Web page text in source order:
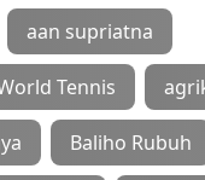
aan supriatna
Tennis
Baliho Rubuh